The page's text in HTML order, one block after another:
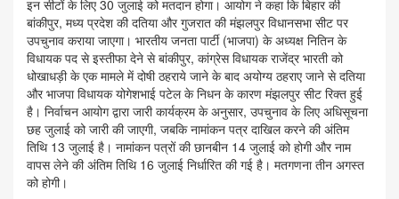
इन सीटों के लिए 30 जुलाई को मतदान होगा। आयोग ने कहा कि बिहार की
बांकीपुर, मध्य प्रदेश की दतिया और गुजरात की मंझलपुर विधानसभा सीट पर
उपचुनाव कराया जाएगा। भारतीय जनता पार्टी (भाजपा) के अध्यक्ष नितिन के
विधायक पद से इस्तीफा देने से बांकीपुर, कांग्रेस विधायक राजेंद्र भारती को
धोखाधड़ी के एक मामले में दोषी ठहराये जाने के बाद अयोग्य ठहराए जाने से दतिया
और भाजपा विधायक योगेशभाई पटेल के निधन के कारण मंझलपुर सीट रिक्त हुई
है। निर्वाचन आयोग द्वारा जारी कार्यक्रम के अनुसार, उपचुनाव के लिए अधिसूचना
छह जुलाई को जारी की जाएगी, जबकि नामांकन पत्र दाखिल करने की अंतिम
तिथि 13 जुलाई है। नामांकन पत्रों की छानबीन 14 जुलाई को होगी और नाम
वापस लेने की अंतिम तिथि 16 जुलाई निर्धारित की गई है। मतगणना तीन अगस्त
को होगी।